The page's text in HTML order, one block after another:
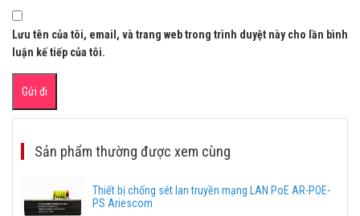
Lưu tên của tôi, email, và trang web trong trình duyệt này cho lần bình
luận kế tiếp của tôi.
Sản phẩm thường được xem cùng
Thiết bị chống sét lan truyền mạng LAN PoE AR-POE-
PS Ariescom